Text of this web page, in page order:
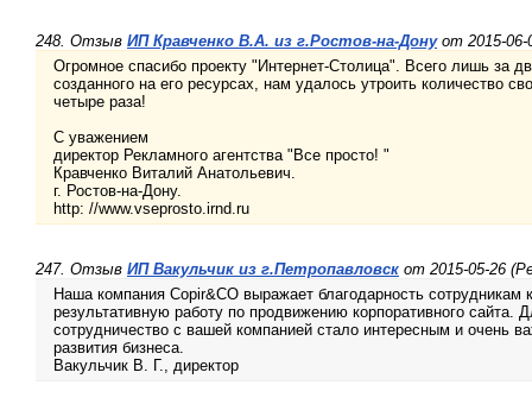
248. Отзыв ИП Кравченко В.А. из г.Ростов-на-Донуот 2015-06-
Огромное спасибо проекту "Интернет-Столица". Всего лишь за
созданного на его ресурсах, нам удалось утроить количество
четыре раза!
С уважением
директор Рекламного агентства "Все просто! "
Кравченко Виталий Анатольевич.
г. Ростов-на-Дону.
http: //www.vseprosto.irnd.ru
247. Отзыв ИП Вакульчик из г.Петропавловск от 2015-05-26
Наша компания Copir&CO выражает благодарность сотрудникам
результативную работу по продвижению корпоративного сайта.
сотрудничество с вашей компанией стало интересным и очень
развития бизнеса.
Вакульчик В. Г., директор